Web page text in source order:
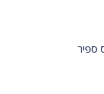
ספיר